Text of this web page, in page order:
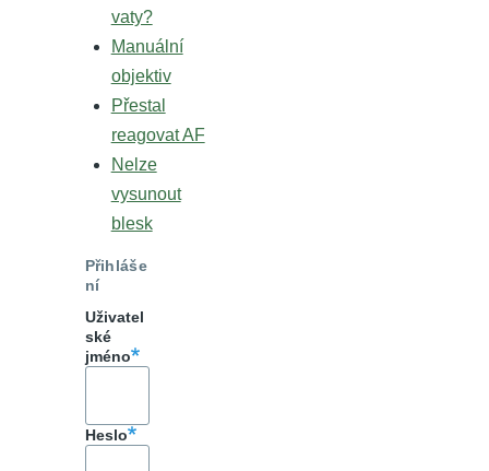
vaty?
Manuální
objektiv
Přestal
reagovat AF
Nelze
vysunout
blesk
Přihláše
ní
Uživatel
ské
jméno
Heslo